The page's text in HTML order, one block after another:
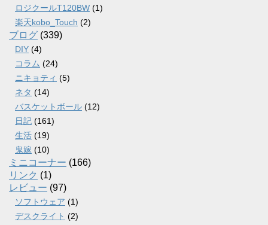
ロジクールT120BW (1)
楽天kobo_Touch (2)
ブログ (339)
DIY (4)
コラム (24)
ニキョティ (5)
ネタ (14)
バスケットボール (12)
日記 (161)
生活 (19)
鬼嫁 (10)
ミニコーナー (166)
リンク (1)
レビュー (97)
ソフトウェア (1)
デスクライト (2)